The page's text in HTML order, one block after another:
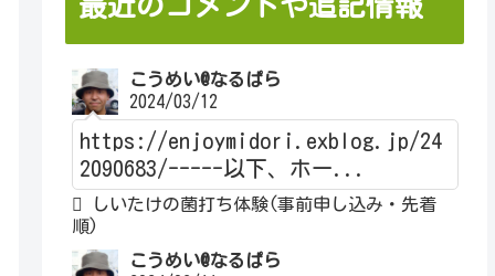
最近のコメントや追記情報
こうめい@なるぱら
2024/03/12
https://enjoymidori.exblog.jp/24
2090683/-----以下、ホー...
しいたけの菌打ち体験(事前申し込み・先着
順)
こうめい@なるぱら